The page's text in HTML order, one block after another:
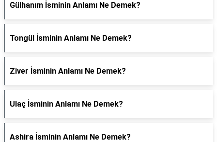
Gülhanım İsminin Anlamı Ne Demek?
Tongül İsminin Anlamı Ne Demek?
Ziver İsminin Anlamı Ne Demek?
Ulaç İsminin Anlamı Ne Demek?
Ashira İsminin Anlamı Ne Demek?